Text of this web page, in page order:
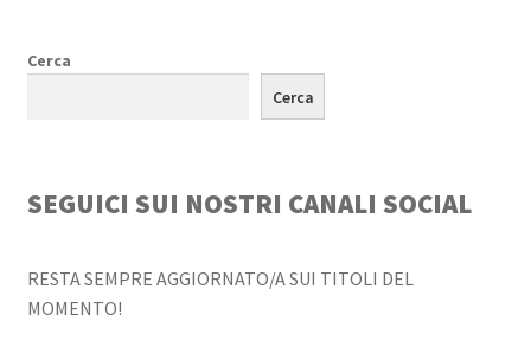
Cerca
Cerca
SEGUICI SUI NOSTRI CANALI SOCIAL
RESTA SEMPRE AGGIORNATO/A SUI TITOLI DEL
MOMENTO!